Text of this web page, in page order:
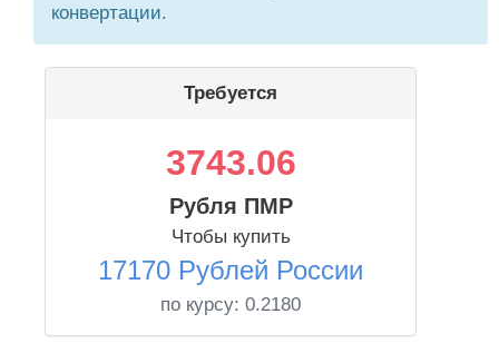
конвертации.
Требуется
3743.06
Рубля ПМР
Чтобы купить
17170 Рублей России
по курсу: 0.2180